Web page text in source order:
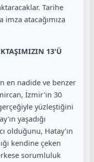
Tarihe
atacağımıza
13'Ü
en nadide ve benzer
İzmir'in 30
yüzleştiğini
yaşadığı
olduğunu, Hatay'ın
kendine çeken
sorumluluk